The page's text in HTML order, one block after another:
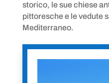
storico, le sue chiese
pittoresche e le vedute
Mediterraneo.